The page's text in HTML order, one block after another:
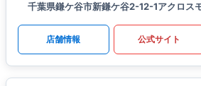
千葉県鎌ケ谷市新鎌ケ谷2-12-1アクロス
店舗情報 公式サイト